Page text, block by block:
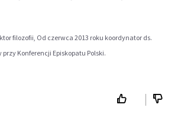
filozofii, Od czerwca 2013 roku koordynator ds.
Konferencji Episkopatu Polski.